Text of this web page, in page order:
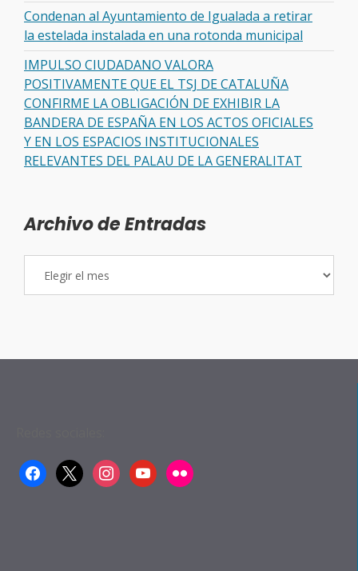
Condenan al Ayuntamiento de Igualada a retirar
la estelada instalada en una rotonda municipal
IMPULSO CIUDADANO VALORA
POSITIVAMENTE QUE EL TSJ DE CATALUÑA
CONFIRME LA OBLIGACIÓN DE EXHIBIR LA
BANDERA DE ESPAÑA EN LOS ACTOS OFICIALES
Y EN LOS ESPACIOS INSTITUCIONALES
RELEVANTES DEL PALAU DE LA GENERALITAT
Archivo de Entradas
facebook
x instagramyoutubeflickr